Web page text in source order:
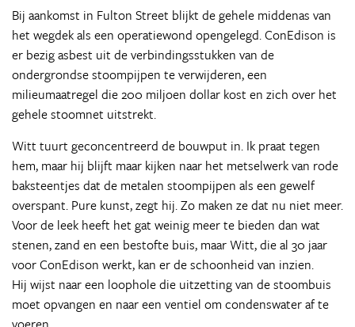
Bij aankomst in Fulton Street blijkt de gehele middenas van
het wegdek als een operatiewond opengelegd. ConEdison is
er bezig asbest uit de verbindingsstukken van de
ondergrondse stoompijpen te verwijderen, een
milieumaatregel die 200 miljoen dollar kost en zich over het
gehele stoomnet uitstrekt.
Witt tuurt geconcentreerd de bouwput in. Ik praat tegen
hem, maar hij blijft maar kijken naar het metselwerk van rode
baksteentjes dat de metalen stoompijpen als een gewelf
overspant. Pure kunst, zegt hij. Zo maken ze dat nu niet meer.
Voor de leek heeft het gat weinig meer te bieden dan wat
stenen, zand en een bestofte buis, maar Witt, die al 30 jaar
voor ConEdison werkt, kan er de schoonheid van inzien.
Hij wijst naar een loophole die uitzetting van de stoombuis
moet opvangen en naar een ventiel om condenswater af te